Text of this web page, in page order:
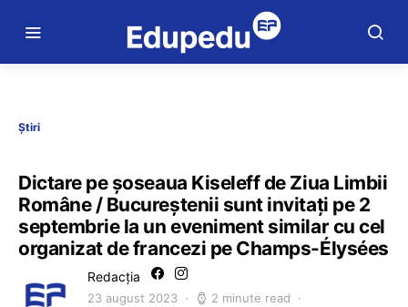
Știri
Dictare pe șoseaua Kiseleff de Ziua Limbii
Române / Bucureștenii sunt invitați pe 2
septembrie la un eveniment similar cu cel
organizat de francezi pe Champs-Élysées
Redacția
23 august 2023 2 minute read